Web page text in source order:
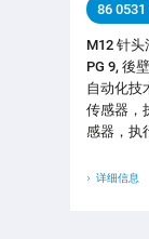
86
M12 针头
PG 9, 後
自动化技
传感器，
感器，执
详细信息